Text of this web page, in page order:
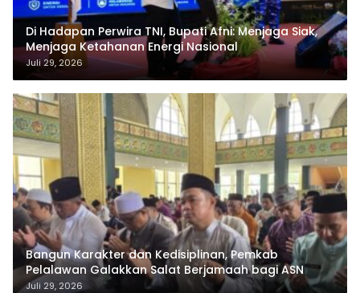
Di Hadapan Perwira TNI, Bupati Afni: Menjaga Siak,
Menjaga Ketahanan Energi Nasional
Juli 29, 2026
Bangun Karakter dan Kedisiplinan, Pemkab
Pelalawan Galakkan Salat Berjamaah bagi ASN
Juli 29, 2026